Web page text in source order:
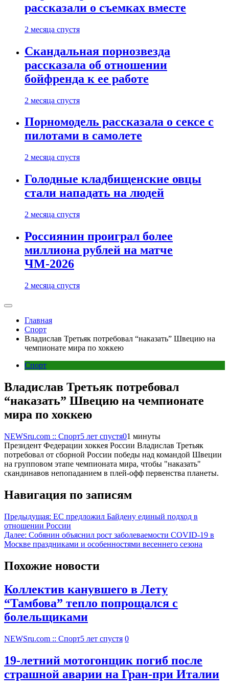
рассказали о съемках вместе
2 месяца спустя
Скандальная порнозвезда
рассказала об отношении
бойфренда к ее работе
2 месяца спустя
Порномодель рассказала о сексе с
пилотами в самолете
2 месяца спустя
Голодные кладбищенские овцы
стали нападать на людей
2 месяца спустя
Россиянин проиграл более
миллиона рублей на матче
ЧМ-2026
2 месяца спустя
Главная
Спорт
Владислав Третьяк потребовал “наказать” Швецию на
чемпионате мира по хоккею
Спорт
Владислав Третьяк потребовал
“наказать” Швецию на чемпионате
мира по хоккею
NEWSru.com :: Спорт5 лет спустя01 минуты
Президент Федерации хоккея России Владислав Третьяк
потребовал от сборной России победы над командой Швеции
на групповом этапе чемпионата мира, чтобы "наказать"
скандинавов непопаданием в плей-офф первенства планеты.
Навигация по записям
Предыдущая: ЕС предложил Байдену единый подход в
отношении России
Далее: Собянин объяснил рост заболеваемости COVID-19 в
Москве праздниками и особенностями весеннего сезона
Похожие новости
Коллектив канувшего в Лету
“Тамбова” тепло попрощался с
болельщиками
NEWSru.com :: Спорт5 лет спустя 0
19-летний мотогонщик погиб после
страшной аварии на Гран-при Италии